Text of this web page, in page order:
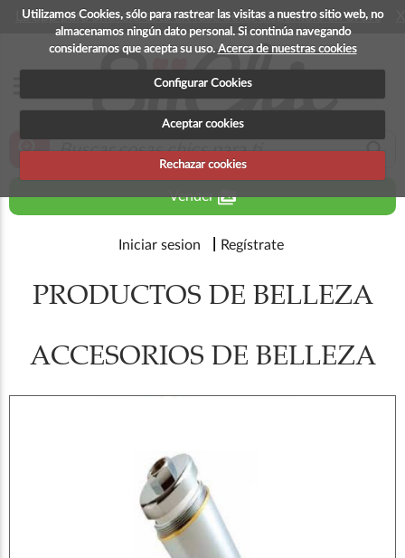
Utilizamos Cookies, sólo para rastrear las visitas a nuestro sitio web, no
almacenamos ningún dato personal. Si continúa navegando
consideramos que acepta su uso. Acerca de nuestras cookies
Configurar Cookies
Aceptar cookies
Rechazar cookies
La app para android esta en fase beta, disponible en breve
zoom_in search
Venderperm_media
Iniciar sesion Regístrate
PRODUCTOS DE BELLEZA
ACCESORIOS DE BELLEZA